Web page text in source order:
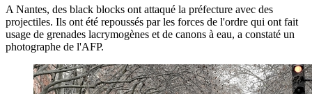
A Nantes, des black blocks ont attaqué la préfecture avec des
projectiles. Ils ont été repoussés par les forces de l'ordre qui ont fait
usage de grenades lacrymogènes et de canons à eau, a constaté un
photographe de l'AFP.